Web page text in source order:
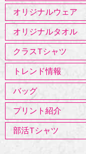
オリジナルウェア
オリジナルタオル
クラスTシャツ
トレンド情報
バッグ
プリント紹介
部活Tシャツ